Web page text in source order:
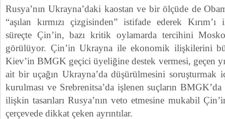
Rusya’nın Ukrayna’daki kaostan ve bir ölçüde de
“aşılan kırmızı çizgisinden” istifade ederek
süreçte Çin’in, bazı kritik oylamarda tercihini
görülüyor. Çin’in Ukrayna ile ekonomik ilişkilerini
Kiev’in BMGK geçici üyeliğine destek vermesi, geçen
ait bir uçağın Ukrayna’da düşürülmesini soruşturmak
kurulması ve Srebrenitsa’da işlenen suçların BMGK’da
ilişkin tasarıları Rusya’nın veto etmesine mukabil
çerçevede dikkat çeken ayrıntılar.